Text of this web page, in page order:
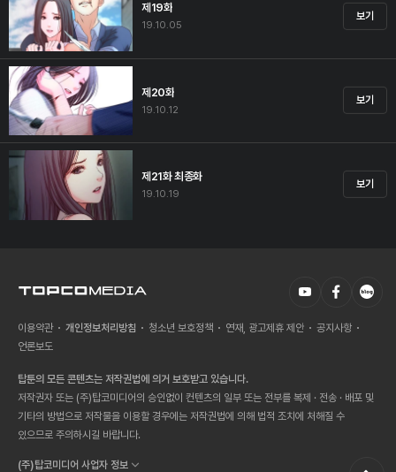
제19화
19.10.05
보기
제20화
19.10.12
보기
제21화 최종화
19.10.19
보기
이용약관 개인정보처리방침 청소년 보호정책 연재, 광고제휴 제안
공지사항
언론보도
탑툰의 모든 콘텐츠는 저작권법에 의거 보호받고 있습니다.
저작권자 또는 (주)탑코미디어의 승인없이 컨텐츠의 일부 또는 전부를 복제 · 전송 · 배포 및
기타의 방법으로 저작물을 이용할 경우에는 저작권법에 의해 법적 조치에 처해질 수
있으므로 주의하시길 바랍니다.
(주)탑코미디어 사업자 정보